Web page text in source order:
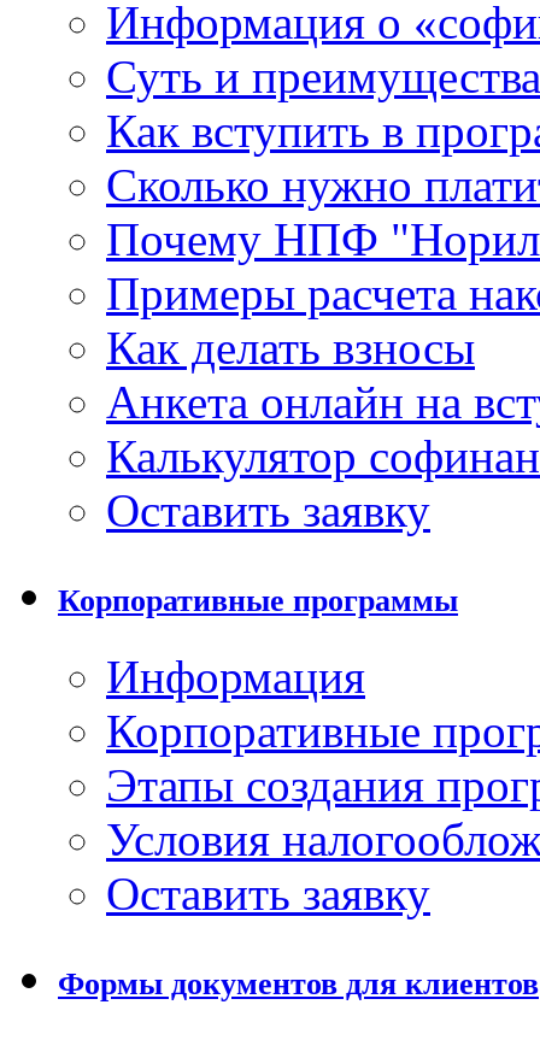
Информация о
Суть и
Как вступить в
Сколько нужно
Почему НПФ
Примеры расчета
Как делать взносы
Анкета онлайн на
Калькулятор
Оставить заявку
Корпоративные программы
Информация
Корпоративные
Этапы создания
Условия
Оставить заявку
Формы документов для клиентов